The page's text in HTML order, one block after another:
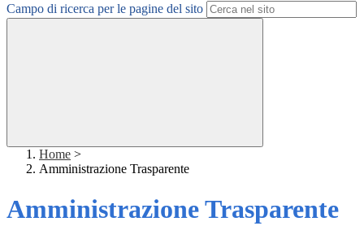
Campo di ricerca per le pagine del sito
Home >
Amministrazione Trasparente
Amministrazione Trasparente